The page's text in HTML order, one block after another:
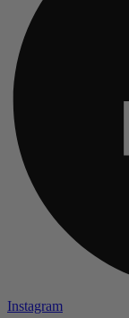
Instagram